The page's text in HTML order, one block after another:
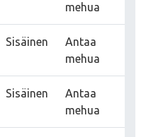
mehua
Sisäinen
Antaa
mehua
Sisäinen
Antaa
mehua